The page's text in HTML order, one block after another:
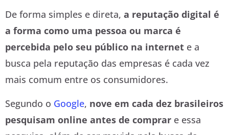
De forma simples e direta, a reputação digital é
a forma como uma pessoa ou marca é
percebida pelo seu público na internet e a
busca pela reputação das empresas é cada vez
mais comum entre os consumidores.
Segundo o Google, nove em cada dez brasileiros
pesquisam online antes de comprar e essa